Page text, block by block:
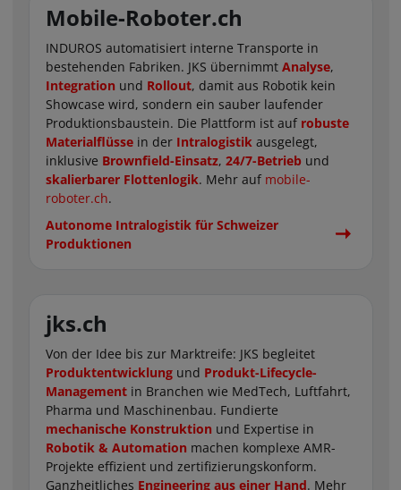
Mobile-Roboter.ch
INDUROS automatisiert interne Transporte in
bestehenden Fabriken. JKS übernimmt Analyse,
Integration und Rollout, damit aus Robotik kein
Showcase wird, sondern ein sauber laufender
Produktionsbaustein. Die Plattform ist auf robuste
Materialflüssein der Intralogistik ausgelegt,
inklusive Brownfield-Einsatz, 24/7-Betriebund
skalierbarer Flottenlogik. Mehr auf mobile-
roboter.ch.
Autonome Intralogistik für Schweizer
Produktionen
jks.ch
Von der Idee bis zur Marktreife: JKS begleitet
Produktentwicklung und Produkt-Lifecycle-
Managementin Branchen wie MedTech, Luftfahrt,
Pharma und Maschinenbau. Fundierte
mechanische Konstruktion und Expertise in
Robotik & Automation machen komplexe AMR-
Projekte effizient und zertifizierungskonform.
Ganzheitliches Engineering aus einer Hand. Mehr